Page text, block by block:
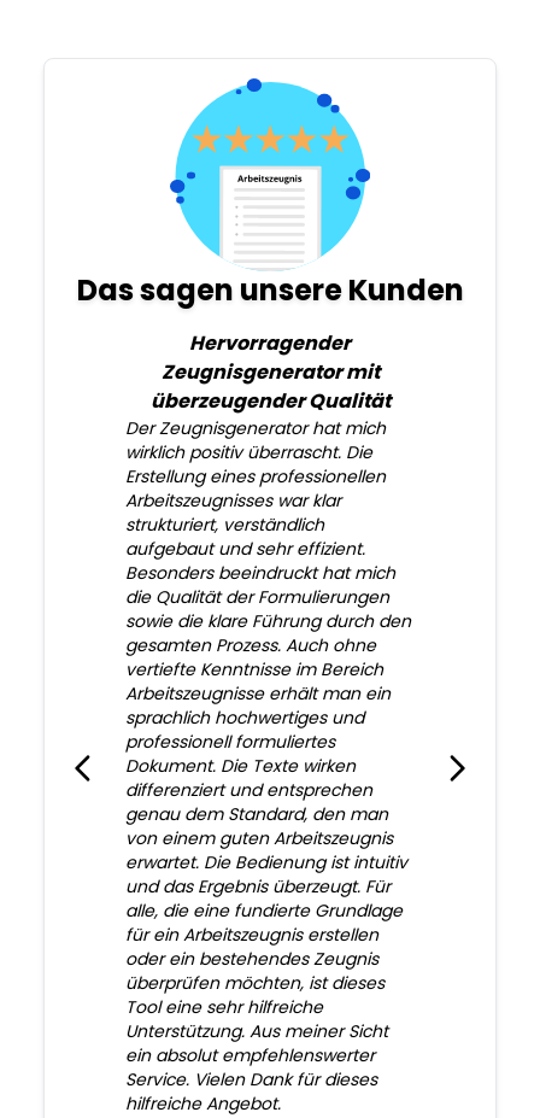
Das sagen unsere Kunden
Hervorragender
Zeugnisgenerator mit
überzeugender Qualität
Der Zeugnisgenerator hat mich
wirklich positiv überrascht. Die
Erstellung eines professionellen
Arbeitszeugnisses war klar
strukturiert, verständlich
aufgebaut und sehr effizient.
Besonders beeindruckt hat mich
die Qualität der Formulierungen
sowie die klare Führung durch den
gesamten Prozess. Auch ohne
vertiefte Kenntnisse im Bereich
Arbeitszeugnisse erhält man ein
sprachlich hochwertiges und
professionell formuliertes
Dokument. Die Texte wirken
differenziert und entsprechen
genau dem Standard, den man
von einem guten Arbeitszeugnis
erwartet. Die Bedienung ist intuitiv
und das Ergebnis überzeugt. Für
alle, die eine fundierte Grundlage
für ein Arbeitszeugnis erstellen
oder ein bestehendes Zeugnis
überprüfen möchten, ist dieses
Tool eine sehr hilfreiche
Unterstützung. Aus meiner Sicht
ein absolut empfehlenswerter
Service. Vielen Dank für dieses
hilfreiche Angebot.